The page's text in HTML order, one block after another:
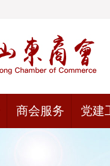
商会服务 党建